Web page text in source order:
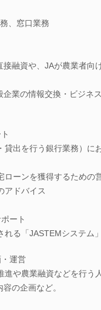
、窓口業務
接融資や、JAが農業者
企業の情報交換・ビジネ
貸出を行う銀行業務）
ローンを獲得するための
アドバイス
ート
れる「JASTEMシステム
運営
進や農業融資などを行う
の企画など。